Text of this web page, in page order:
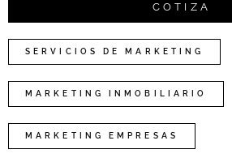
COTIZA
SERVICIOS DE MARKETING
MARKETING INMOBILIARIO
MARKETING EMPRESAS